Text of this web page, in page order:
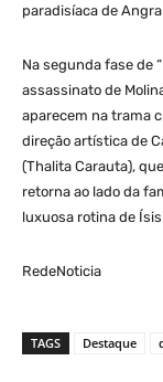
paradisíaca de
Na segunda fase de
assassinato de
aparecem na trama
direção artística de
(Thalita Carauta),
retorna ao lado da
luxuosa rotina de
RedeNoticia
TAGS Destaque